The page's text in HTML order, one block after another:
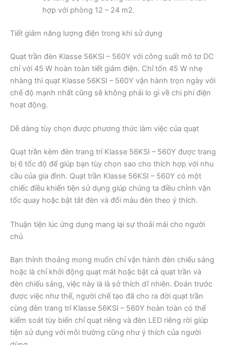
hợp với phòng 12 – 24 m2.
Tiết giảm năng lượng điện trong khi sử dụng
Quạt trần đèn Klasse 56KSI – 560Y với công suất mô tơ DC
chỉ với 45 W hoàn toàn tiết giảm điện. Chỉ tốn 45 W nhẹ
nhàng thì quạt Klasse 56KSI – 560Y vận hành trọn ngày với
chế độ mạnh nhất cũng sẽ không phải lo gì về chi phí điện
hoạt động.
Dễ dàng tùy chọn được phương thức làm việc của quạt
Quạt trần kèm đèn trang trí Klasse 56KSI – 560Y được trang
bị 6 tốc độ để giúp bạn tùy chọn sao cho thích hợp với nhu
cầu của gia đình. Quạt trần Klasse 56KSI – 560Y có một
chiếc điều khiển tiện sử dụng giúp chúng ta điều chỉnh vận
tốc quay hoặc bật tắt đèn và đổi màu đèn theo ý thích.
Thuận tiện lúc ứng dụng mang lại sự thoải mái cho người
chủ
Bạn thỉnh thoảng mong muốn chỉ vận hành đèn chiếu sáng
hoặc là chỉ khởi động quạt mát hoặc bật cả quạt trần và
đèn chiếu sáng, việc này là là sở thích dĩ nhiên. Đoán trước
được việc như thế, người chế tạo đã cho ra đời quạt trần
cùng đèn trang trí Klasse 56KSI – 560Y hoàn toàn có thể
kiểm soát tùy biến chỉ quạt riêng và đèn LED riêng rời giúp
tiện sử dụng với môi trường cũng như ý thích của người